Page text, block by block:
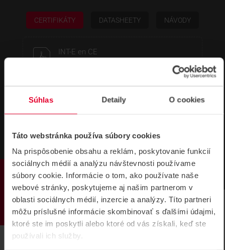
Súhlas Detaily O cookies
Táto webstránka používa súbory cookies
Na prispôsobenie obsahu a reklám, poskytovanie funkcií
sociálnych médií a analýzu návštevnosti používame
súbory cookie. Informácie o tom, ako používate naše
webové stránky, poskytujeme aj našim partnerom v
oblasti sociálnych médií, inzercie a analýzy. Títo partneri
môžu príslušné informácie skombinovať s ďalšími údajmi,
ktoré ste im poskytli alebo ktoré od vás získali, keď ste
používali ich služby.
PRODUKTY
CERTIFIKÁTY DATASHEETY NÁVODY
INT-E en CE
INT-E, INT-O, INT-PP GRADE 3 en CE